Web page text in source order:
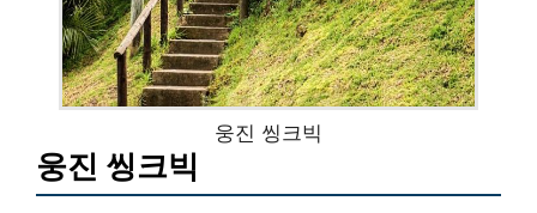
웅진 씽크빅
웅진 씽크빅